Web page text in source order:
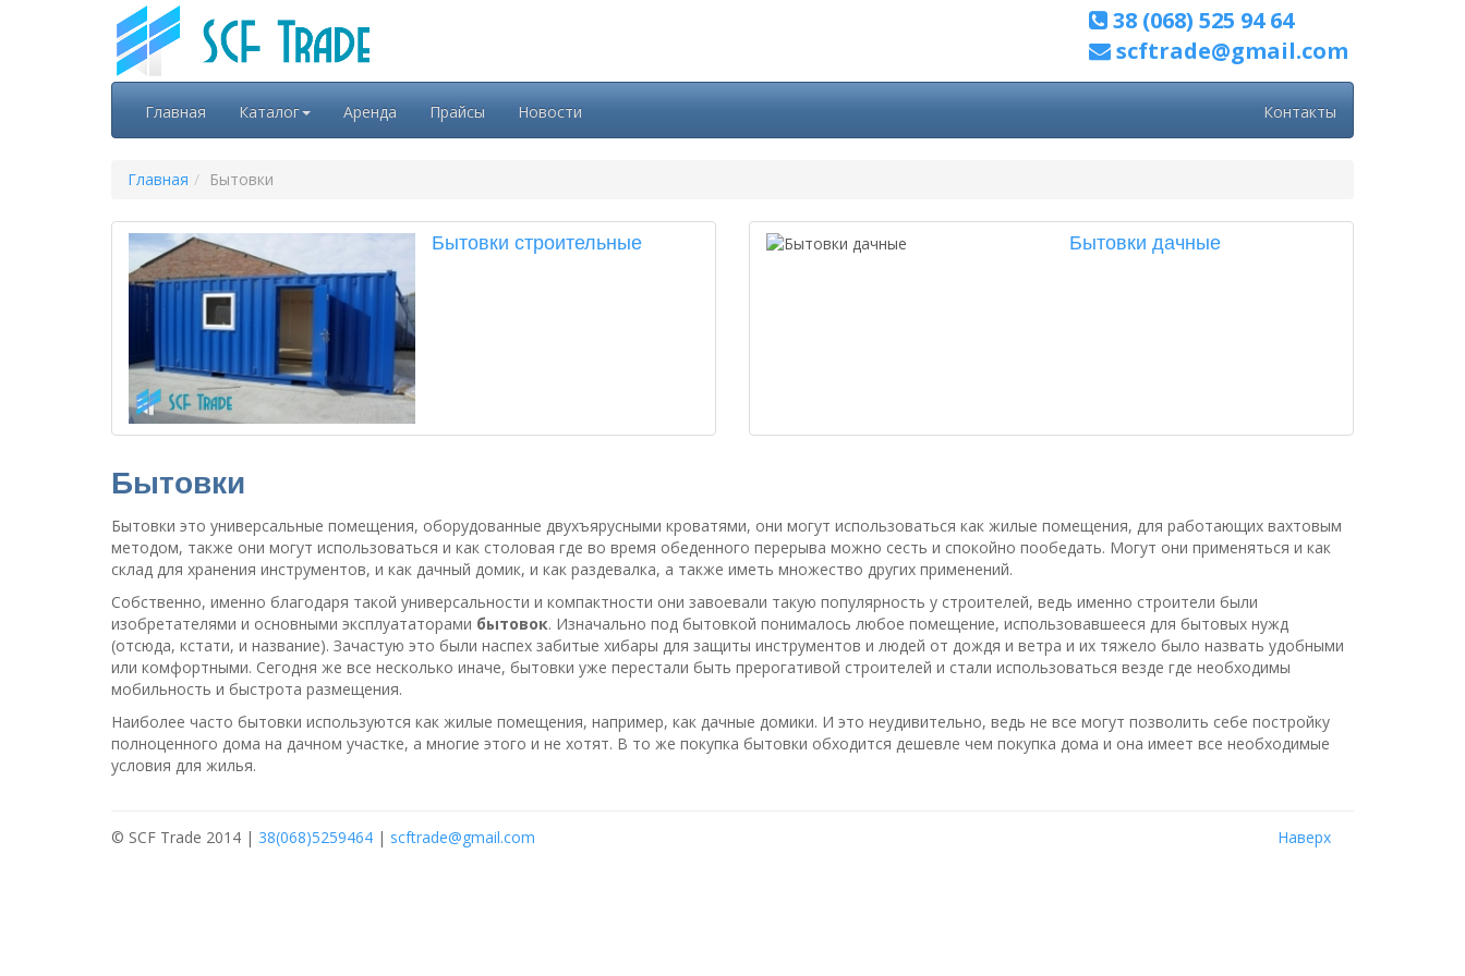
38 (068) 525 94 64
scftrade@gmail.com
Главная Каталог Аренда Прайсы Новости Контакты
Главная Бытовки
Бытовки строительные Бытовки дачные
Бытовки
Бытовки это универсальные помещения, оборудованные двухъярусными кроватями, они могут использоваться как жилые помещения, для работающих вахтовым
методом, также они могут использоваться и как столовая где во время обеденного перерыва можно сесть и спокойно пообедать. Могут они применяться и как
склад для хранения инструментов, и как дачный домик, и как раздевалка, а также иметь множество других применений.
Собственно, именно благодаря такой универсальности и компактности они завоевали такую популярность у строителей, ведь именно строители были
изобретателями и основными эксплуататорами бытовок. Изначально под бытовкой понималось любое помещение, использовавшееся для бытовых нужд
(отсюда, кстати, и название). Зачастую это были наспех забитые хибары для защиты инструментов и людей от дождя и ветра и их тяжело было назвать удобными
или комфортными. Сегодня же все несколько иначе, бытовки уже перестали быть прерогативой строителей и стали использоваться везде где необходимы
мобильность и быстрота размещения.
Наиболее часто бытовки используются как жилые помещения, например, как дачные домики. И это неудивительно, ведь не все могут позволить себе постройку
полноценного дома на дачном участке, а многие этого и не хотят. В то же покупка бытовки обходится дешевле чем покупка дома и она имеет все необходимые
условия для жилья.
© SCF Trade 2014 | 38(068)5259464 | scftrade@gmail.com Hаверх